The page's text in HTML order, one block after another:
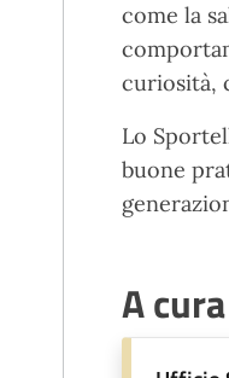
come la
curiosità,
Lo
buone
A